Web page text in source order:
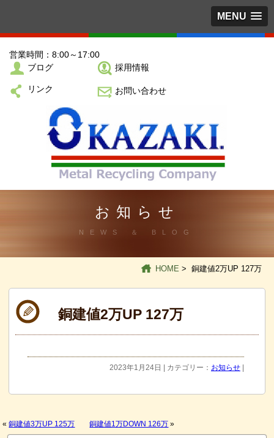
MENU
営業時間：8:00～17:00
ブログ
採用情報
リンク お問い合わせ
お知らせ
NEWS ＆ BLOG
HOME > 銅建値2万UP 127万
銅建値2万UP 127万
2023年1月24日 | カテゴリー： お知らせ|
«銅建値3万UP 125万 銅建値1万DOWN 126万 »